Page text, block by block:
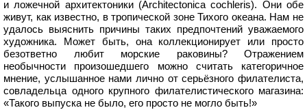
и ложечной архитектоники (Architectonica cochleris). Они обе
живут, как известно, в тропической зоне Тихого океана. Нам не
удалось выяснить причины таких предпочтений уважаемого
художника. Может быть, она коллекционирует или просто
безответно любит морские раковины? Отражением
необычности произошедшего можно считать категоричное
мнение, услышанное нами лично от серьёзного филателиста,
совладельца одного крупного филателистического магазина:
«Такого выпуска не было, его просто не могло быть!»